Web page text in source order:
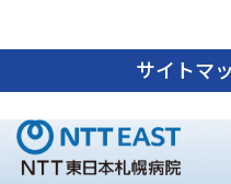
サイトマ